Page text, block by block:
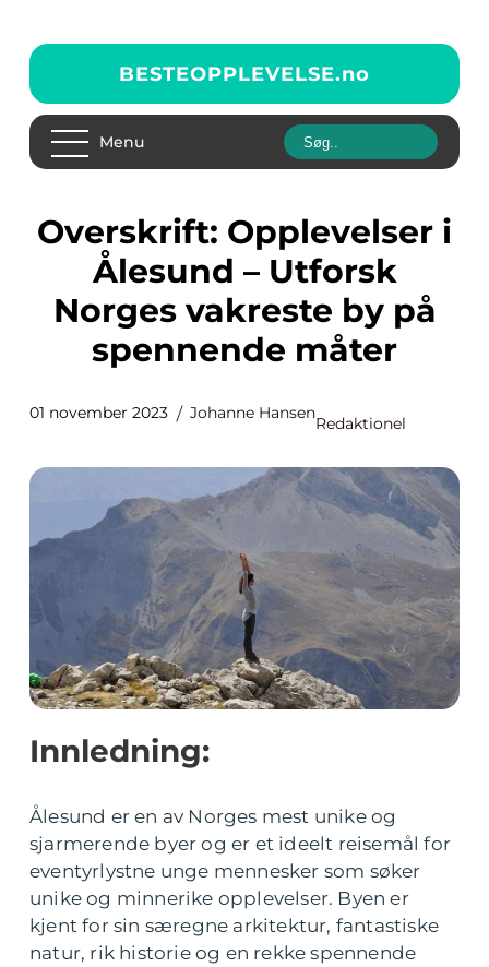
BESTEOPPLEVELSE.no
Menu
Overskrift: Opplevelser i
Ålesund – Utforsk
Norges vakreste by på
spennende måter
01 november 2023 Johanne Hansen
Redaktionel
Innledning:
Ålesund er en av Norges mest unike og
sjarmerende byer og er et ideelt reisemål for
eventyrlystne unge mennesker som søker
unike og minnerike opplevelser. Byen er
kjent for sin særegne arkitektur, fantastiske
natur, rik historie og en rekke spennende